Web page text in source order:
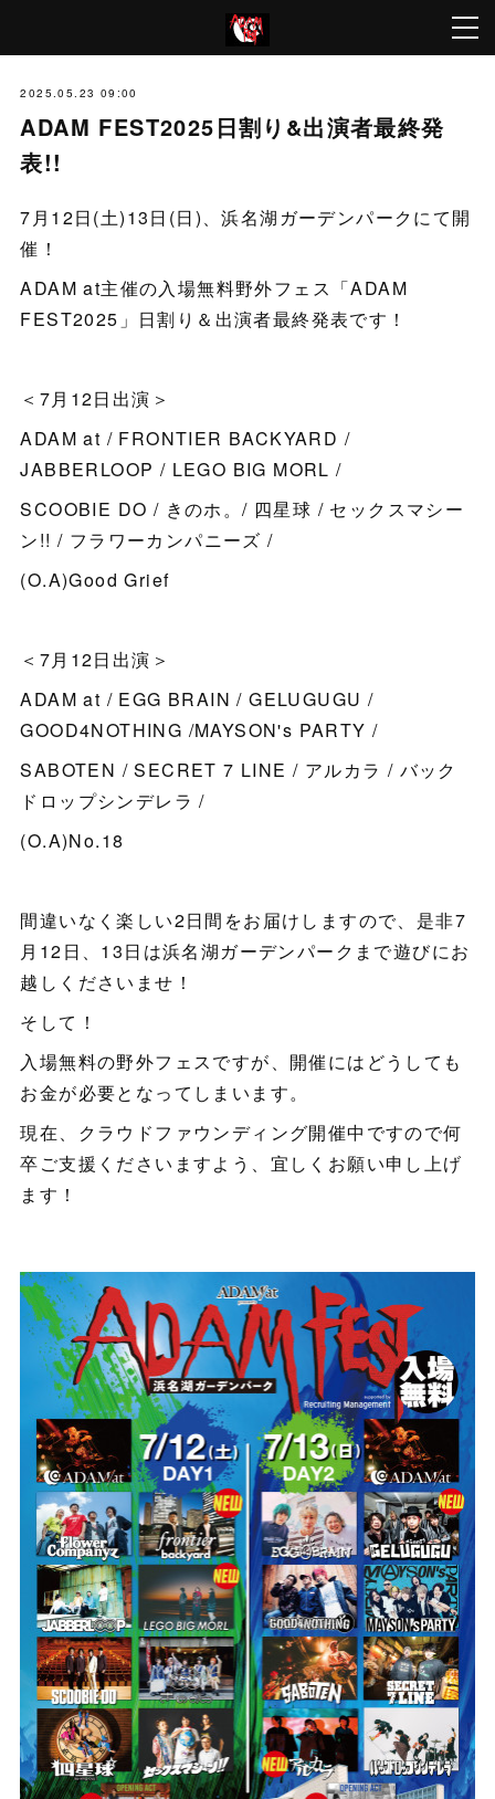
2025.05.23 09:00
ADAM FEST2025日割り&出演者最終発
表!!
7月12日(土)13日(日)、浜名湖ガーデンパークにて開
催！
ADAM at主催の入場無料野外フェス「ADAM
FEST2025」日割り＆出演者最終発表です！
＜7月12日出演＞
ADAM at / FRONTIER BACKYARD /
JABBERLOOP / LEGO BIG MORL /
SCOOBIE DO / きのホ。/ 四星球 / セックスマシー
ン!! / フラワーカンパニーズ /
(O.A)Good Grief
＜7月12日出演＞
ADAM at / EGG BRAIN / GELUGUGU /
GOOD4NOTHING /MAYSON's PARTY /
SABOTEN / SECRET 7 LINE / アルカラ / バック
ドロップシンデレラ /
(O.A)No.18
間違いなく楽しい2日間をお届けしますので、是非7
月12日、13日は浜名湖ガーデンパークまで遊びにお
越しくださいませ！
そして！
入場無料の野外フェスですが、開催にはどうしても
お金が必要となってしまいます。
現在、クラウドファウンディング開催中ですので何
卒ご支援くださいますよう、宜しくお願い申し上げ
ます！